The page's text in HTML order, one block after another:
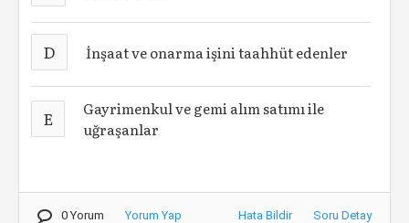
D İnşaat ve onarma işini taahhüt edenler
E
Gayrimenkul ve gemi alım satımı ile
uğraşanlar
0 Yorum Yorum Yap Hata Bildir Soru Detay